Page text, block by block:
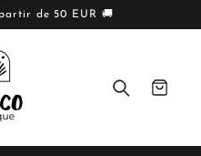
de 50 EUR 🚚
Panier